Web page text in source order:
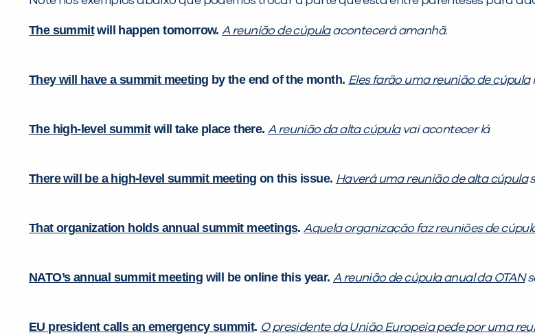
The summitwill happen tomorrow.A reunião de cúpulaacontecerá amanhã.
They will have a summit meeting by the end of the month. Eles farão uma reunião de cúpula
The high-level summitwill take place there.A reunião da alta cúpulavai acontecer lá.
There will be a high-level summit meeting on this issue. Haverá uma reunião de alta cúpula
That organization holds annual summit meetings.Aquela organização faz reuniões de
NATO’s annual summit meeting will be online this year.A reunião de cúpula anual da OTAN
EU president calls an emergency summit. O presidente da União Europeia pede por uma